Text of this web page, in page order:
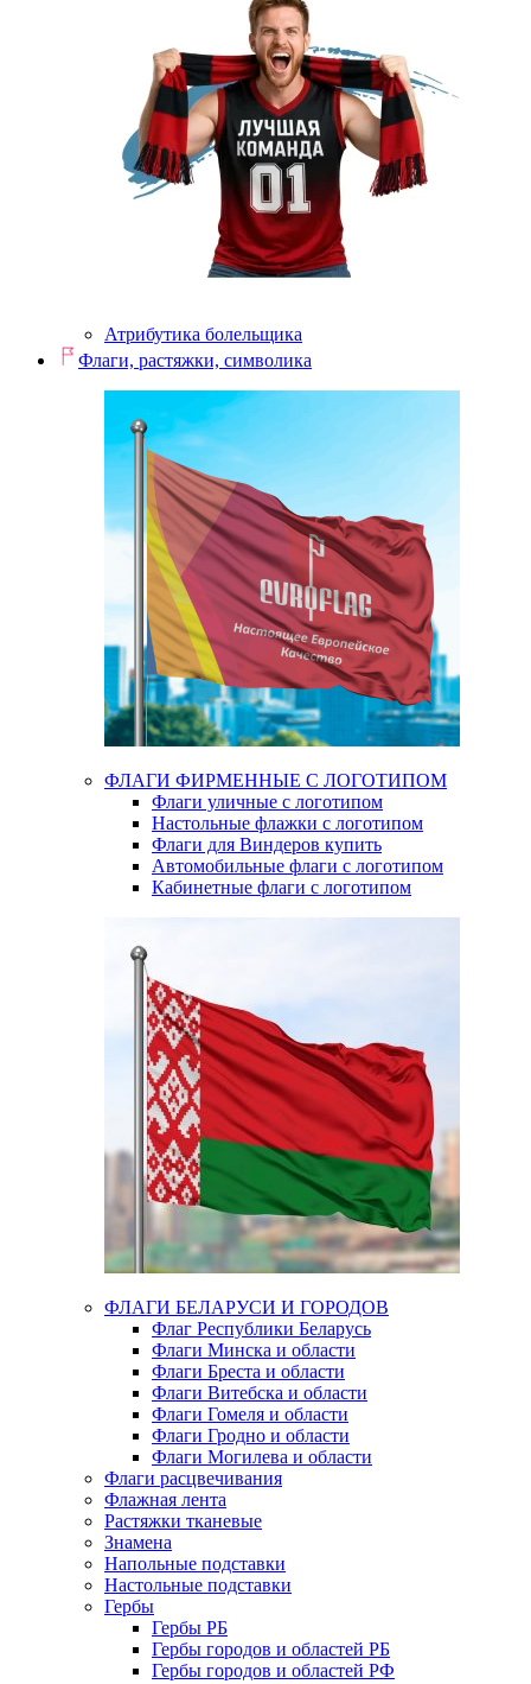
Атрибутика болельщика
Флаги, растяжки, символика
ФЛАГИ ФИРМЕННЫЕ С ЛОГОТИПОМ
Флаги уличные с логотипом
Настольные флажки с логотипом
Флаги для Виндеров купить
Автомобильные флаги с логотипом
Кабинетные флаги с логотипом
ФЛАГИ БЕЛАРУСИ И ГОРОДОВ
Флаг Республики Беларусь
Флаги Минска и области
Флаги Бреста и области
Флаги Витебска и области
Флаги Гомеля и области
Флаги Гродно и области
Флаги Могилева и области
Флаги расцвечивания
Флажная лента
Растяжки тканевые
Знамена
Напольные подставки
Настольные подставки
Гербы
Гербы РБ
Гербы городов и областей РБ
Гербы городов и областей РФ